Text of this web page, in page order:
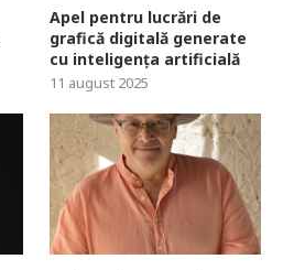
Apel pentru lucrări de
grafică digitală generate
cu inteligența artificială
11 august 2025